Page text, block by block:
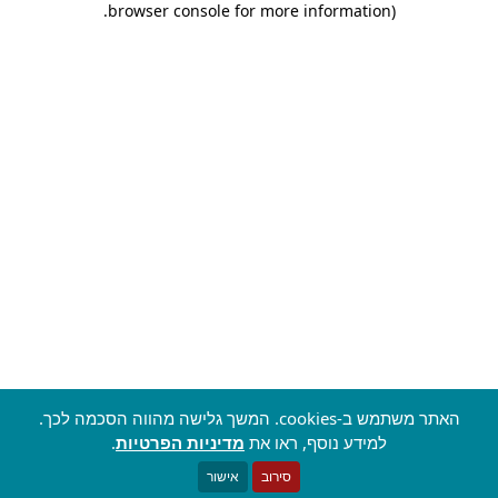
browser console for more information)
.
האתר משתמש ב-cookies. המשך גלישה מהווה הסכמה לכך.
למידע נוסף, ראו את מדיניות הפרטיות.
סירוב אישור